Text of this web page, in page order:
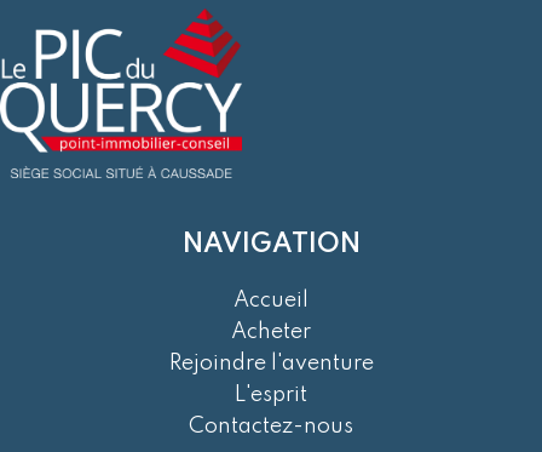
NAVIGATION
Accueil
Acheter
Rejoindre l'aventure
L'esprit
Contactez-nous